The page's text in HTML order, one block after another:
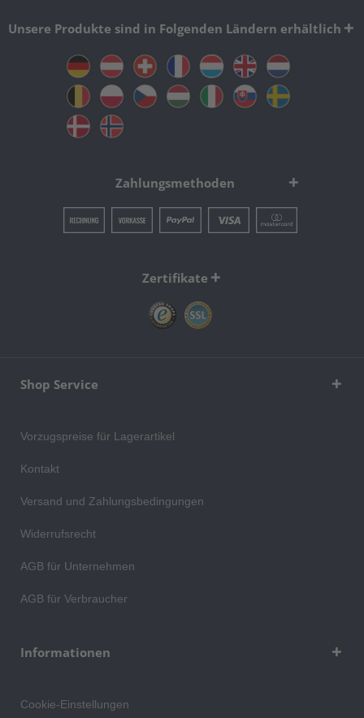
Unsere Produkte sind in Folgenden Ländern erhältlich
Zahlungsmethoden
Zertifikate
Shop Service
Vorzugspreise für Lagerartikel
Kontakt
Versand und Zahlungsbedingungen
Widerrufsrecht
AGB für Unternehmen
AGB für Verbraucher
Informationen
Cookie-Einstellungen